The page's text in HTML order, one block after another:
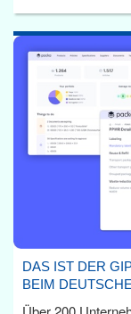
DAS IST DER
BEIM